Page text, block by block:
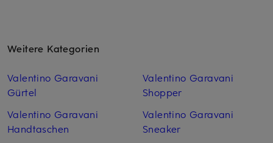
Weitere Kategorien
Valentino Garavani
Gürtel
Valentino Garavani
Handtaschen
Valentino Garavani
Shopper
Valentino Garavani
Sneaker